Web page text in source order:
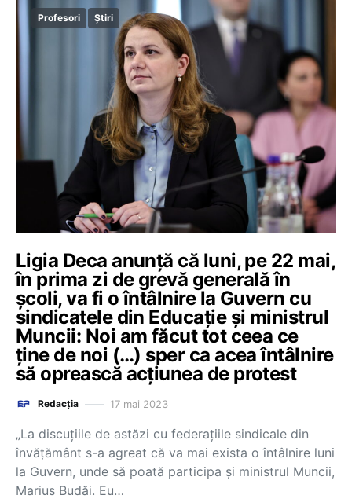
Profesori Știri
Ligia Deca anunță că luni, pe 22 mai,
în prima zi de grevă generală în
școli, va fi o întâlnire la Guvern cu
sindicatele din Educație și ministrul
Muncii: Noi am făcut tot ceea ce
ține de noi (…) sper ca acea întâlnire
să oprească acțiunea de protest
Redacția 17 mai 2023
„La discuțiile de astăzi cu federațiile sindicale din
învățământ s-a agreat că va mai exista o întâlnire luni
la Guvern, unde să poată participa și ministrul Muncii,
Marius Budăi. Eu…